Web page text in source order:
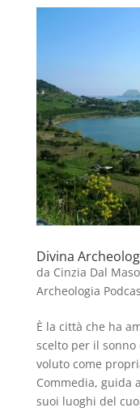
Divina
da Cinzia Dal Maso
Archeologia
È la città che ha
scelto per il sonno
voluto come
Commedia, guida
suoi luoghi del